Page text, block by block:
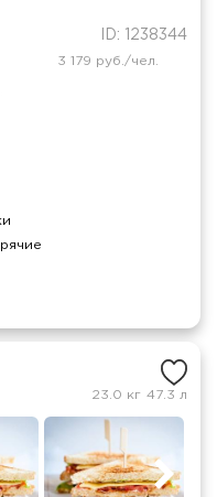
ID: 1238344
3 179 руб./чел.
23.0 кг 47.3 л